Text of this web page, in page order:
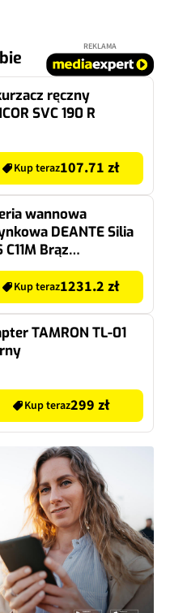
REKLAMA
ręczny
SVC 190 R
Kup teraz107.71 zł
wannowa
DEANTE Silia
C11M Brąz
Kup teraz1231.2 zł
TAMRON TL-01
Kup teraz299 zł